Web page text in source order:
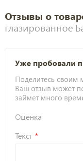
Отзывы о
глазированное
Уже пробовали
Поделитесь своим
Ваш отзыв может
займет много
Оценка
Текст